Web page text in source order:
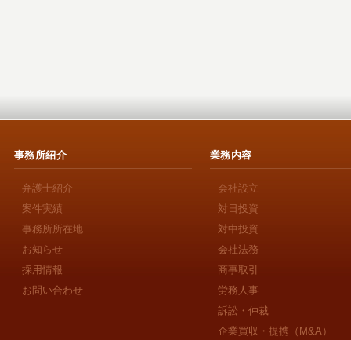
事務所紹介
弁護士紹介
案件実績
事務所所在地
お知らせ
採用情報
お問い合わせ
業務内容
会社設立
対日投資
対中投資
会社法務
商事取引
労務人事
訴訟・仲裁
企業買収・提携（M&A）